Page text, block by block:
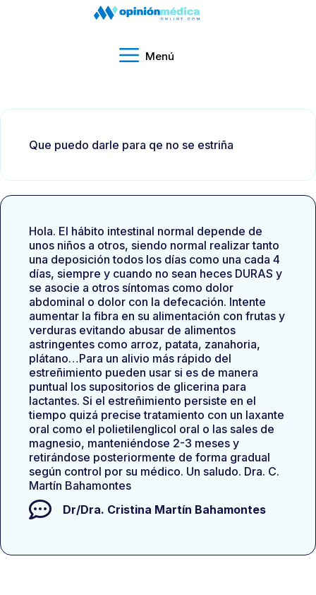
Menú
Que puedo darle para qe no se estriña
Hola. El hábito intestinal normal depende de
unos niños a otros, siendo normal realizar tanto
una deposición todos los días como una cada 4
días, siempre y cuando no sean heces DURAS y
se asocie a otros síntomas como dolor
abdominal o dolor con la defecación. Intente
aumentar la fibra en su alimentación con frutas y
verduras evitando abusar de alimentos
astringentes como arroz, patata, zanahoria,
plátano…Para un alivio más rápido del
estreñimiento pueden usar si es de manera
puntual los supositorios de glicerina para
lactantes. Si el estreñimiento persiste en el
tiempo quizá precise tratamiento con un laxante
oral como el polietilenglicol oral o las sales de
magnesio, manteniéndose 2-3 meses y
retirándose posteriormente de forma gradual
según control por su médico. Un saludo. Dra. C.
Martín Bahamontes
Dr/Dra. Cristina Martín Bahamontes